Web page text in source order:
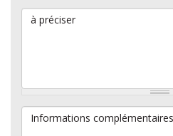
à préciser
Informations complémentaires